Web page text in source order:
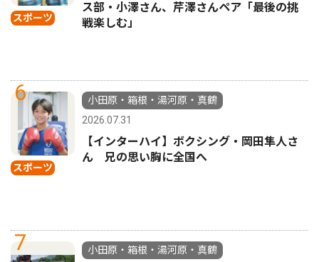
スポーツ
ス部・小澤さん、芹澤さんペア「最後の挑
戦楽しむ」
6
スポーツ
小田原・箱根・湯河原・真鶴
2026.07.31
【インターハイ】ボクシング・岡田隼人さ
ん 兄の思い胸に全国へ
7
小田原・箱根・湯河原・真鶴